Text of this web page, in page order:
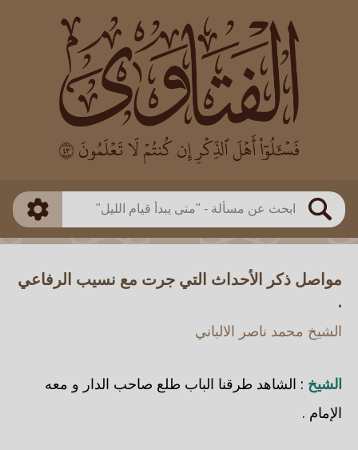
بحث
العالم
بن باز
بن العثيمين
اللجنة الدائمة
طريقة البحث
ذكي
مواصل ذكر الأحداث التي جرت مع نسيب الرفاعي
.
الشيخ محمد ناصر الالباني
الشيخ : الشاهد طرقنا الباب طلع صاحب الدار و معه
الإمام .